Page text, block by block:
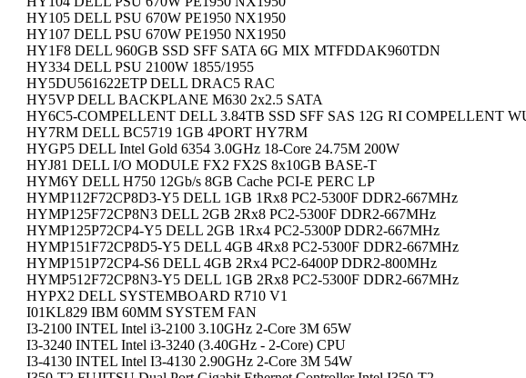
HY105 DELL PSU 670W PE1950 NX1950
HY107 DELL PSU 670W PE1950 NX1950
HY1F8 DELL 960GB SSD SFF SATA 6G MIX MTFDDAK960TDN
HY334 DELL PSU 2100W 1855/1955
HY5DU561622ETP DELL DRAC5 RAC
HY5VP DELL BACKPLANE M630 2x2.5 SATA
HY6C5-COMPELLENT DELL 3.84TB SSD SFF SAS 12G RI COMPELLENT
HY7RM DELL BC5719 1GB 4PORT HY7RM
HYGP5 DELL Intel Gold 6354 3.0GHz 18-Core 24.75M 200W
HYJ81 DELL I/O MODULE FX2 FX2S 8x10GB BASE-T
HYM6Y DELL H750 12Gb/s 8GB Cache PCI-E PERC LP
HYMP112F72CP8D3-Y5 DELL 1GB 1Rx8 PC2-5300F DDR2-667MHz
HYMP125F72CP8N3 DELL 2GB 2Rx8 PC2-5300F DDR2-667MHz
HYMP125P72CP4-Y5 DELL 2GB 1Rx4 PC2-5300P DDR2-667MHz
HYMP151F72CP8D5-Y5 DELL 4GB 4Rx8 PC2-5300F DDR2-667MHz
HYMP151P72CP4-S6 DELL 4GB 2Rx4 PC2-6400P DDR2-800MHz
HYMP512F72CP8N3-Y5 DELL 1GB 2Rx8 PC2-5300F DDR2-667MHz
HYPX2 DELL SYSTEMBOARD R710 V1
I01KL829 IBM 60MM SYSTEM FAN
I3-2100 INTEL Intel i3-2100 3.10GHz 2-Core 3M 65W
I3-3240 INTEL Intel i3-3240 (3.40GHz - 2-Core) CPU
I3-4130 INTEL Intel I3-4130 2.90GHz 2-Core 3M 54W